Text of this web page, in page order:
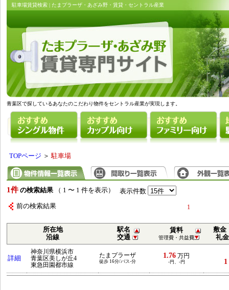
駐車場賃貸検索 | たまプラーザ・あざみ野・賃貸・セントラル産業
青葉区で探しているあなたのこだわり物件をセントラル産業が実現します。
TOPページ ＞駐車場
1件 の検索結果 （ 1 〜 1 件を表示） 表示件数
前の検索結果 1
所在地
沿線
駅名
交通
賃料
管理費・共益費
敷金
礼金
詳細
神奈川県横浜市
青葉区美しが丘4
東急田園都市線
たまプラーザ
徒歩 16分/バス-分
1.76 万円
-円、-円 1